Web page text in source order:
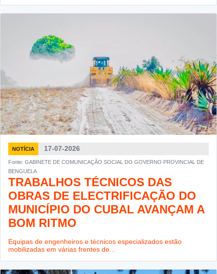
NOTÍCIA 17-07-2026
Fonte: GABINETE DE COMUNICAÇÃO SOCIAL DO GOVERNO PROVINCIAL DE
BENGUELA
TRABALHOS TÉCNICOS DAS
OBRAS DE ELECTRIFICAÇÃO DO
MUNICÍPIO DO CUBAL AVANÇAM A
BOM RITMO
Equipas de engenheiros e técnicos especializados estão
mobilizadas em várias frentes de...